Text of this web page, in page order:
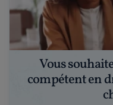
Vous
compétent en